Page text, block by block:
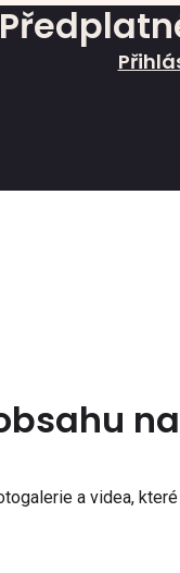
na
a videa, které